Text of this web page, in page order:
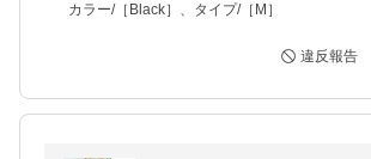
カラー/［Black］、タイプ/［M］
違反報告